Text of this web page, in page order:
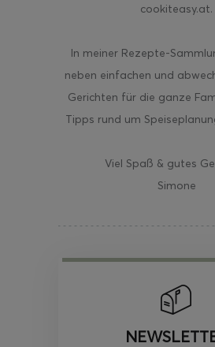
cookiteasy.at.
In meiner Rezepte-
neben einfachen und
Gerichten für die ganze
Tipps rund um
Viel Spaß & gutes
Simone